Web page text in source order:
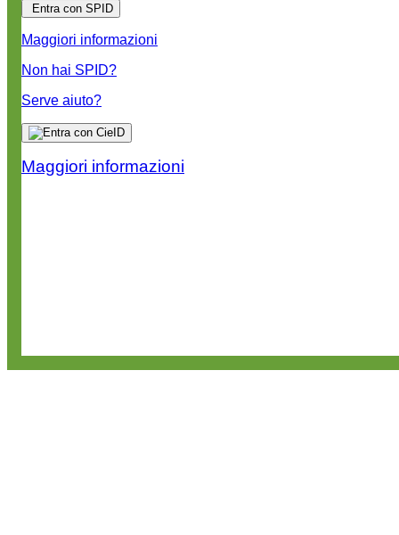
Entra con SPID
Maggiori informazioni
Non hai SPID?
Serve aiuto?
Maggiori informazioni